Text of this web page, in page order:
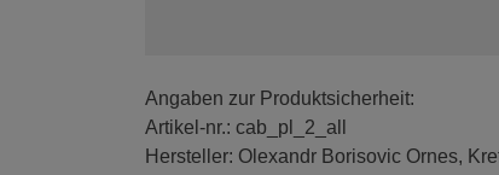
Angaben zur Produktsicherheit:
Artikel-nr.: cab_pl_2_all
Hersteller: Olexandr Borisovic Ornes,